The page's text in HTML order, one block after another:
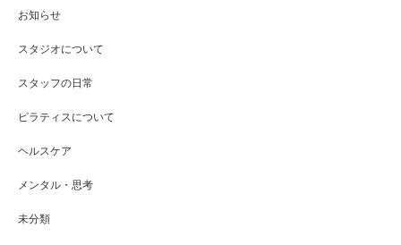
お知らせ
スタジオについて
スタッフの日常
ピラティスについて
ヘルスケア
メンタル・思考
未分類